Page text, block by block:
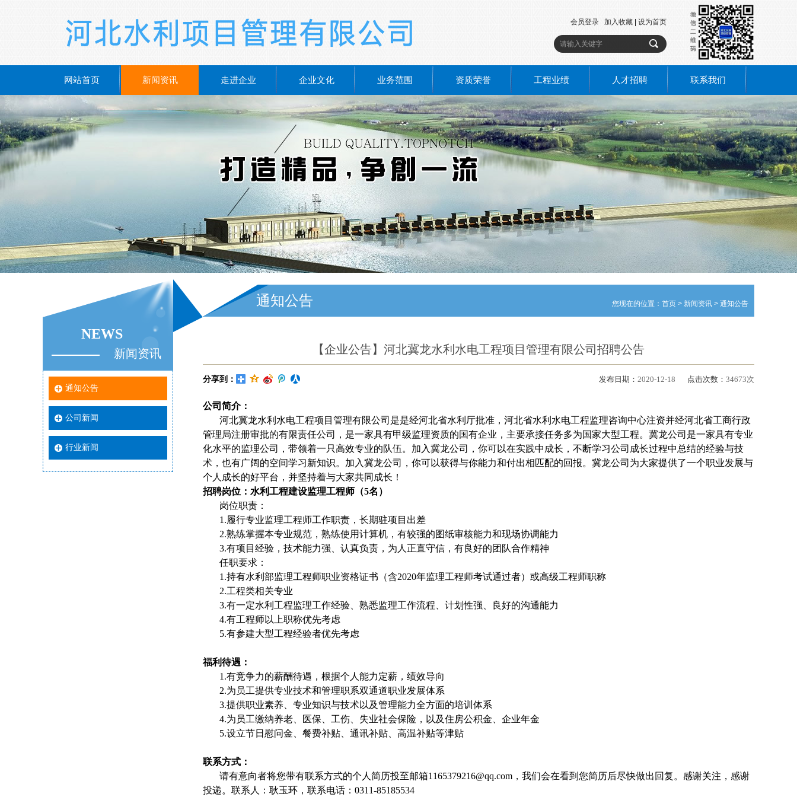
会员登录 加入收藏 设为首页
网站首页 新闻资讯 走进企业 企业文化 业务范围 资质荣誉 工程业绩 人才招聘 联系我们
NEWS
新闻资讯
通知公告
公司新闻
行业新闻
通知公告 您现在的位置： 首页 > 新闻资讯 > 通知公告
【企业公告】河北冀龙水利水电工程项目管理有限公司招聘公告
发布日期： 2020-12-18 点击次数： 34673次
分享到：
公司 简介：
河北冀龙水利水电工程项目管理有限公司是是经河北省水利厅批准，河北省水利水电工程监理咨询中心注资并经河北省工商行政
管理局注册审批的有限责任公司，是一家具有甲级监理资质的国有企业，主要承接任务多为国家大型工程。冀龙公司是一家具有专业
化水平的监理公司，带领着一只高效专业的队伍。加入冀龙公司，你可以在实践中成长，不断学习公司成长过程中总结的经验与技
术，也有广阔的空间学习新知识。加入冀龙公司，你可以获得与你能力和付出相匹配的回报。冀龙公司为大家提供了一个职业发展与
个人成长的好平台，并坚持着与大家共同成长！
招聘岗位： 水利工程建设监理工程师 （5名 ）
岗位职责：
1.履行专业监理工程师工作职责，长期驻项目出差
2.熟练掌握本专业规范，熟练使用计算机，有较强的图纸审核能力和现场协调能力
3.有项目经验，技术能力强、认真负责，为人正直守信，有良好的团队合作精神
任职要求：
1.持有水利部监理工程师职业资格证书（含2020年监理工程师考试通过者）或高级工程师职称
2.工程类相关专业
3.有一定水利工程监理工作经验、熟悉监理工作流程、计划性强、良好的沟通能力
4.有工程师以上职称优先考虑
5.有参建大型工程经验者优先考虑
福利待遇：
1.有竞争力的薪酬待遇，根据个人能力定薪，绩效导向
2.为员工提供专业技术和管理职系双通道职业发展体系
3.提供职业素养、专业知识与技术以及管理能力全方面的培训体系
4.为员工缴纳养老、医保、工伤、失业社会保险，以及住房公积金、企业年金
5.设立节日慰问金、餐费补贴、通讯补贴、高温补贴等津贴
联系方式：
请有意向者将您带有联系方式的个人简历投至邮箱1165379216@qq.com，我们会在看到您简历后尽快做出回复。感谢关注，感谢
投递。联系人：耿玉环，联系电话：0311-85185534